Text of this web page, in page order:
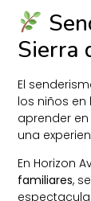
Sierra
El
los niños en
aprender
una
En Horizon
familiares,